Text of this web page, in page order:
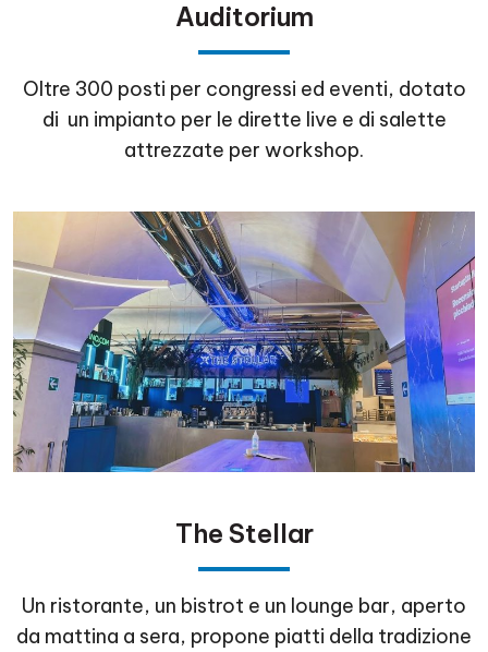
Auditorium
Oltre 300 posti per congressi ed eventi, dotato
di un impianto per le dirette live e di salette
attrezzate per workshop.
The Stellar
Un ristorante, un bistrot e un lounge bar, aperto
da mattina a sera, propone piatti della tradizione